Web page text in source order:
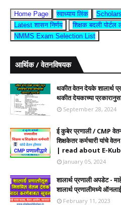
Home Page स्वाध्याय लिंक
Latest शासन निर्णय
शिक्षक बदली पोर्टल
NMMS Exam Selection List
आर्थिक / वेतनविषयक
थकीत वेतन देयके शालार्थ
थकीत देयकाच्या
September 28, 2024
ई कुबेर प्रणाली / CMP वेतन
शिक्षकेतर कर्मचारी यांचे
| read about E-
January 05, 2024
शालार्थ प्रणाली अपडेट -
शालार्थ प्रणालीमध्ये
February 11, 2023